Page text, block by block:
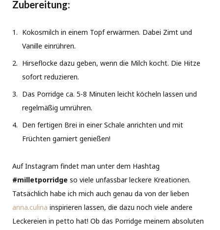
Zubereitung:
Kokosmilch in einem Topf erwärmen. Dabei Zimt und
Vanille einrühren.
Hirseflocke dazu geben, wenn die Milch kocht. Die Hitze
sofort reduzieren.
Das Porridge ca. 5-8 Minuten leicht köcheln lassen und
regelmäßig umrühren.
Den fertigen Brei in einer Schale anrichten und mit
Früchten garniert genießen!
Auf Instagram findet man unter dem Hashtag
#milletporridge so viele unfassbar leckere Kreationen.
Tatsächlich habe ich mich auch genau da von der lieben
anna.culina inspirieren lassen, die dazu noch viele andere
Leckereien in petto hat! Ob das Porridge meinem absoluten